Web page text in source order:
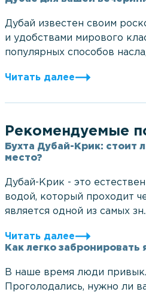
Дубай известен своим
и удобствами мирового
популярных способов
Читать далее
Рекомендуемые
Бухта Дубай-Крик: стоит
место?
Дубай-Крик - это
водой, который проходит
является одной из самых
Читать далее
Как легко забронировать
В наше время люди
Проголодались, нужно ли